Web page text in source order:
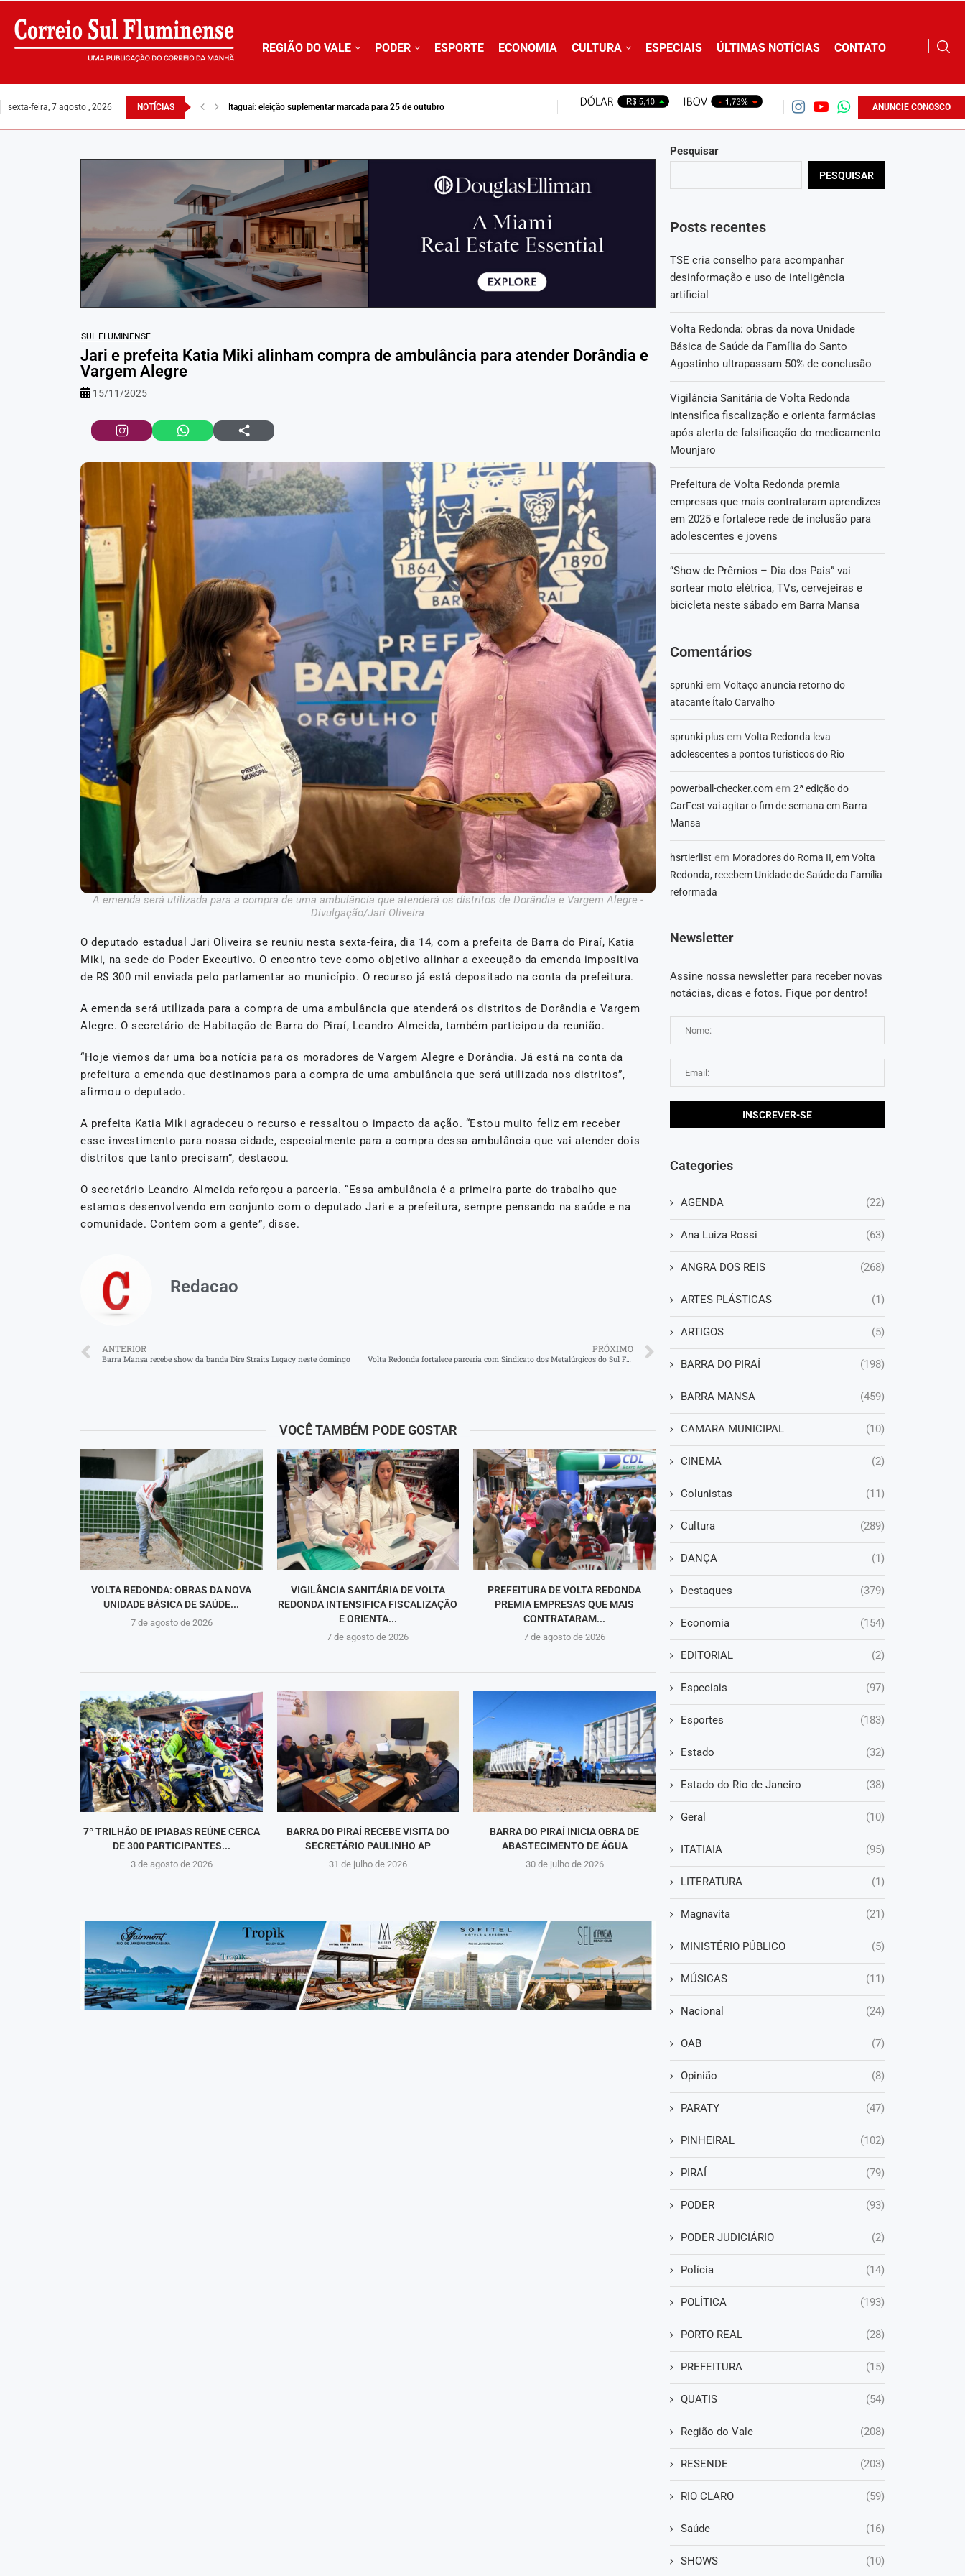
REGIÃO DO VALE PODER ESPORTE ECONOMIA CULTURA ESPECIAIS ÚLTIMAS NOTÍCIAS CONTATO
sexta-feira, 7 agosto , 2026 NOTÍCIAS Itaguaí: eleição suplementar marcada para 25 de outubro ANUNCIE CONOSCO
SUL FLUMINENSE
Jari e prefeita Katia Miki alinham compra de ambulância para atender Dorândia e
Vargem Alegre
15/11/2025
A emenda será utilizada para a compra de uma ambulância que atenderá os distritos de Dorândia e Vargem Alegre -
Divulgação/Jari Oliveira
O deputado estadual Jari Oliveira se reuniu nesta sexta-feira, dia 14, com a prefeita de Barra do Piraí, Katia
Miki, na sede do Poder Executivo. O encontro teve como objetivo alinhar a execução da emenda impositiva
de R$ 300 mil enviada pelo parlamentar ao município. O recurso já está depositado na conta da prefeitura.
A emenda será utilizada para a compra de uma ambulância que atenderá os distritos de Dorândia e Vargem
Alegre. O secretário de Habitação de Barra do Piraí, Leandro Almeida, também participou da reunião.
“Hoje viemos dar uma boa notícia para os moradores de Vargem Alegre e Dorândia. Já está na conta da
prefeitura a emenda que destinamos para a compra de uma ambulância que será utilizada nos distritos”,
afirmou o deputado.
A prefeita Katia Miki agradeceu o recurso e ressaltou o impacto da ação. “Estou muito feliz em receber
esse investimento para nossa cidade, especialmente para a compra dessa ambulância que vai atender dois
distritos que tanto precisam”, destacou.
O secretário Leandro Almeida reforçou a parceria. “Essa ambulância é a primeira parte do trabalho que
estamos desenvolvendo em conjunto com o deputado Jari e a prefeitura, sempre pensando na saúde e na
comunidade. Contem com a gente”, disse.
Redacao
ANTERIOR
Barra Mansa recebe show da banda Dire Straits Legacy neste domingo
PRÓXIMO
Volta Redonda fortalece parceria com Sindicato dos Metalúrgicos do Sul Fluminense
VOCÊ TAMBÉM PODE GOSTAR
VOLTA REDONDA: OBRAS DA NOVA
UNIDADE BÁSICA DE SAÚDE...
7 de agosto de 2026
VIGILÂNCIA SANITÁRIA DE VOLTA
REDONDA INTENSIFICA FISCALIZAÇÃO
E ORIENTA...
7 de agosto de 2026
PREFEITURA DE VOLTA REDONDA
PREMIA EMPRESAS QUE MAIS
CONTRATARAM...
7 de agosto de 2026
7º TRILHÃO DE IPIABAS REÚNE CERCA
DE 300 PARTICIPANTES...
3 de agosto de 2026
BARRA DO PIRAÍ RECEBE VISITA DO
SECRETÁRIO PAULINHO AP
31 de julho de 2026
BARRA DO PIRAÍ INICIA OBRA DE
ABASTECIMENTO DE ÁGUA
30 de julho de 2026
Pesquisar
PESQUISAR
Posts recentes
TSE cria conselho para acompanhar
desinformação e uso de inteligência
artificial
Volta Redonda: obras da nova Unidade
Básica de Saúde da Família do Santo
Agostinho ultrapassam 50% de conclusão
Vigilância Sanitária de Volta Redonda
intensifica fiscalização e orienta farmácias
após alerta de falsificação do medicamento
Mounjaro
Prefeitura de Volta Redonda premia
empresas que mais contrataram aprendizes
em 2025 e fortalece rede de inclusão para
adolescentes e jovens
“Show de Prêmios – Dia dos Pais” vai
sortear moto elétrica, TVs, cervejeiras e
bicicleta neste sábado em Barra Mansa
Comentários
sprunkiem Voltaço anuncia retorno do
atacante Ítalo Carvalho
sprunki plusem Volta Redonda leva
adolescentes a pontos turísticos do Rio
powerball-checker.comem 2ª edição do
CarFest vai agitar o fim de semana em Barra
Mansa
hsrtierlist em Moradores do Roma II, em Volta
Redonda, recebem Unidade de Saúde da Família
reformada
Newsletter
Assine nossa newsletter para receber novas
notácias, dicas e fotos. Fique por dentro!
Categories
AGENDA (22)
Ana Luiza Rossi (63)
ANGRA DOS REIS (268)
ARTES PLÁSTICAS (1)
ARTIGOS (5)
BARRA DO PIRAÍ (198)
BARRA MANSA (459)
CAMARA MUNICIPAL (10)
CINEMA (2)
Colunistas (11)
Cultura (289)
DANÇA (1)
Destaques (379)
Economia (154)
EDITORIAL (2)
Especiais (97)
Esportes (183)
Estado (32)
Estado do Rio de Janeiro (38)
Geral (10)
ITATIAIA (95)
LITERATURA (1)
Magnavita (21)
MINISTÉRIO PÚBLICO (5)
MÚSICAS (11)
Nacional (24)
OAB (7)
Opinião (8)
PARATY (47)
PINHEIRAL (102)
PIRAÍ (79)
PODER (93)
PODER JUDICIÁRIO (2)
Polícia (14)
POLÍTICA (193)
PORTO REAL (28)
PREFEITURA (15)
QUATIS (54)
Região do Vale (208)
RESENDE (203)
RIO CLARO (59)
Saúde (16)
SHOWS (10)